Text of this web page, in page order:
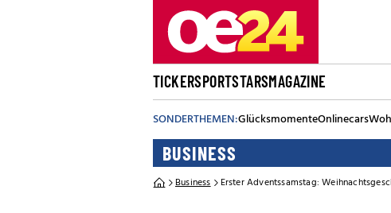
TICKERSPORTSTARSMAGAZINE
SONDERTHEMEN:GlücksmomenteOnlinecars
BUSINESS
Business Erster Adventssamstag: